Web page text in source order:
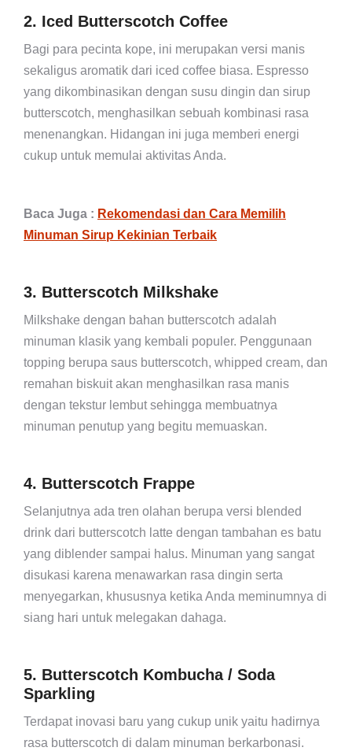
2. Iced Butterscotch Coffee
Bagi para pecinta kope, ini merupakan versi manis
sekaligus aromatik dari iced coffee biasa. Espresso
yang dikombinasikan dengan susu dingin dan sirup
butterscotch, menghasilkan sebuah kombinasi rasa
menenangkan. Hidangan ini juga memberi energi
cukup untuk memulai aktivitas Anda.
Baca Juga : Rekomendasi dan Cara Memilih
Minuman Sirup Kekinian Terbaik
3. Butterscotch Milkshake
Milkshake dengan bahan butterscotch adalah
minuman klasik yang kembali populer. Penggunaan
topping berupa saus butterscotch, whipped cream, dan
remahan biskuit akan menghasilkan rasa manis
dengan tekstur lembut sehingga membuatnya
minuman penutup yang begitu memuaskan.
4. Butterscotch Frappe
Selanjutnya ada tren olahan berupa versi blended
drink dari butterscotch latte dengan tambahan es batu
yang diblender sampai halus. Minuman yang sangat
disukasi karena menawarkan rasa dingin serta
menyegarkan, khususnya ketika Anda meminumnya di
siang hari untuk melegakan dahaga.
5. Butterscotch Kombucha / Soda
Sparkling
Terdapat inovasi baru yang cukup unik yaitu hadirnya
rasa butterscotch di dalam minuman berkarbonasi.